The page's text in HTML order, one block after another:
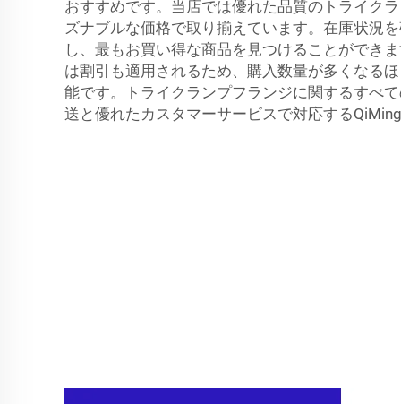
おすすめです。当店では優れた品質のトライク
ズナブルな価格で取り揃えています。在庫状況
し、最もお買い得な商品を見つけることができ
は割引も適用されるため、購入数量が多くなる
能です。トライクランプフランジに関するすべ
送と優れたカスタマーサービスで対応する